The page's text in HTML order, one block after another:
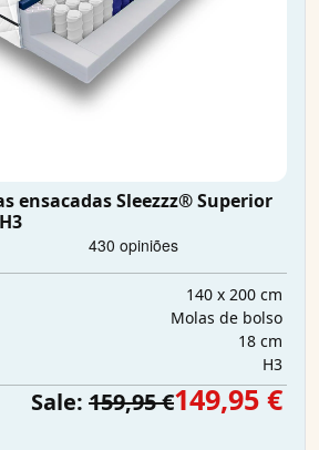
ensacadas Sleezzz® Superior
140 x 200 cm
Molas de bolso
18 cm
H3
Sale: 159,95 €149,95 €